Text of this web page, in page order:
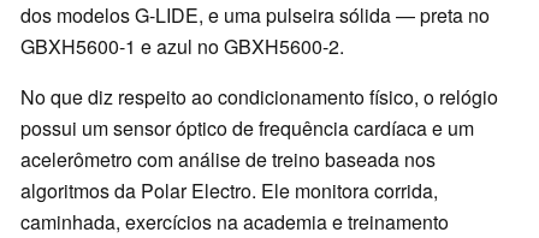
dos modelos G-LIDE, e uma pulseira sólida — preta no
GBXH5600-1 e azul no GBXH5600-2.
No que diz respeito ao condicionamento físico, o relógio
possui um sensor óptico de frequência cardíaca e um
acelerômetro com análise de treino baseada nos
algoritmos da Polar Electro. Ele monitora corrida,
caminhada, exercícios na academia e treinamento